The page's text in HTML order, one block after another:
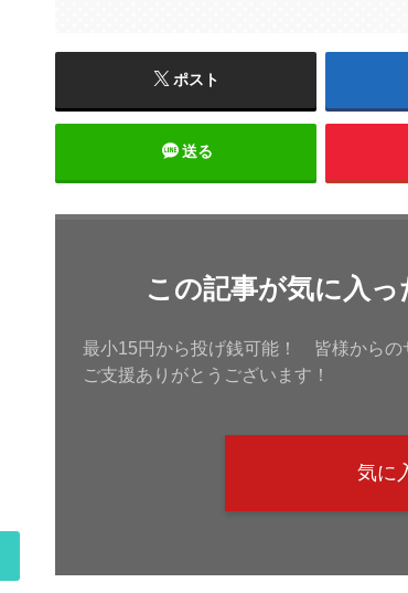
ポスト
送る
この記事が気に入
最小15円から投げ銭可能！ 皆様からの
ご支援ありがとうございます！
気に